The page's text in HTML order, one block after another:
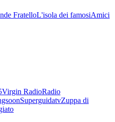
FratelloL'isola dei famosiAmici
Virgin RadioRadio
SuperguidatvZuppa di